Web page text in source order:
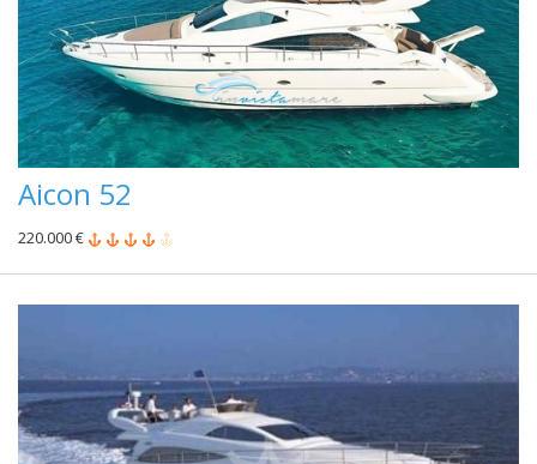
Aicon 52
220.000 €